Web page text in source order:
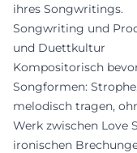
ihres Songwritings.
Songwriting und
und Duettkultur
Kompositorisch
Songformen:
melodisch tragen,
Werk zwischen Love
ironischen